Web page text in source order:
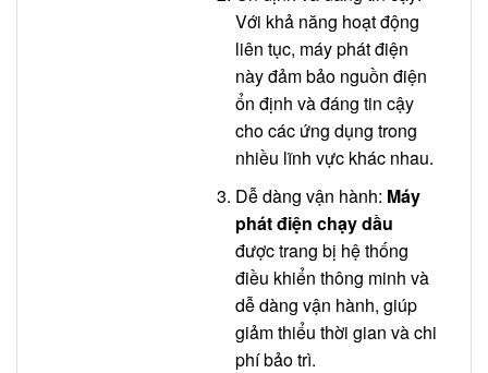
Với khả năng hoạt động
liên tục, máy phát điện
này đảm bảo nguồn điện
ổn định và đáng tin cậy
cho các ứng dụng trong
nhiều lĩnh vực khác nhau.
Dễ dàng vận hành: Máy
phát điện chạy dầu
được trang bị hệ thống
điều khiển thông minh và
dễ dàng vận hành, giúp
giảm thiểu thời gian và chi
phí bảo trì.